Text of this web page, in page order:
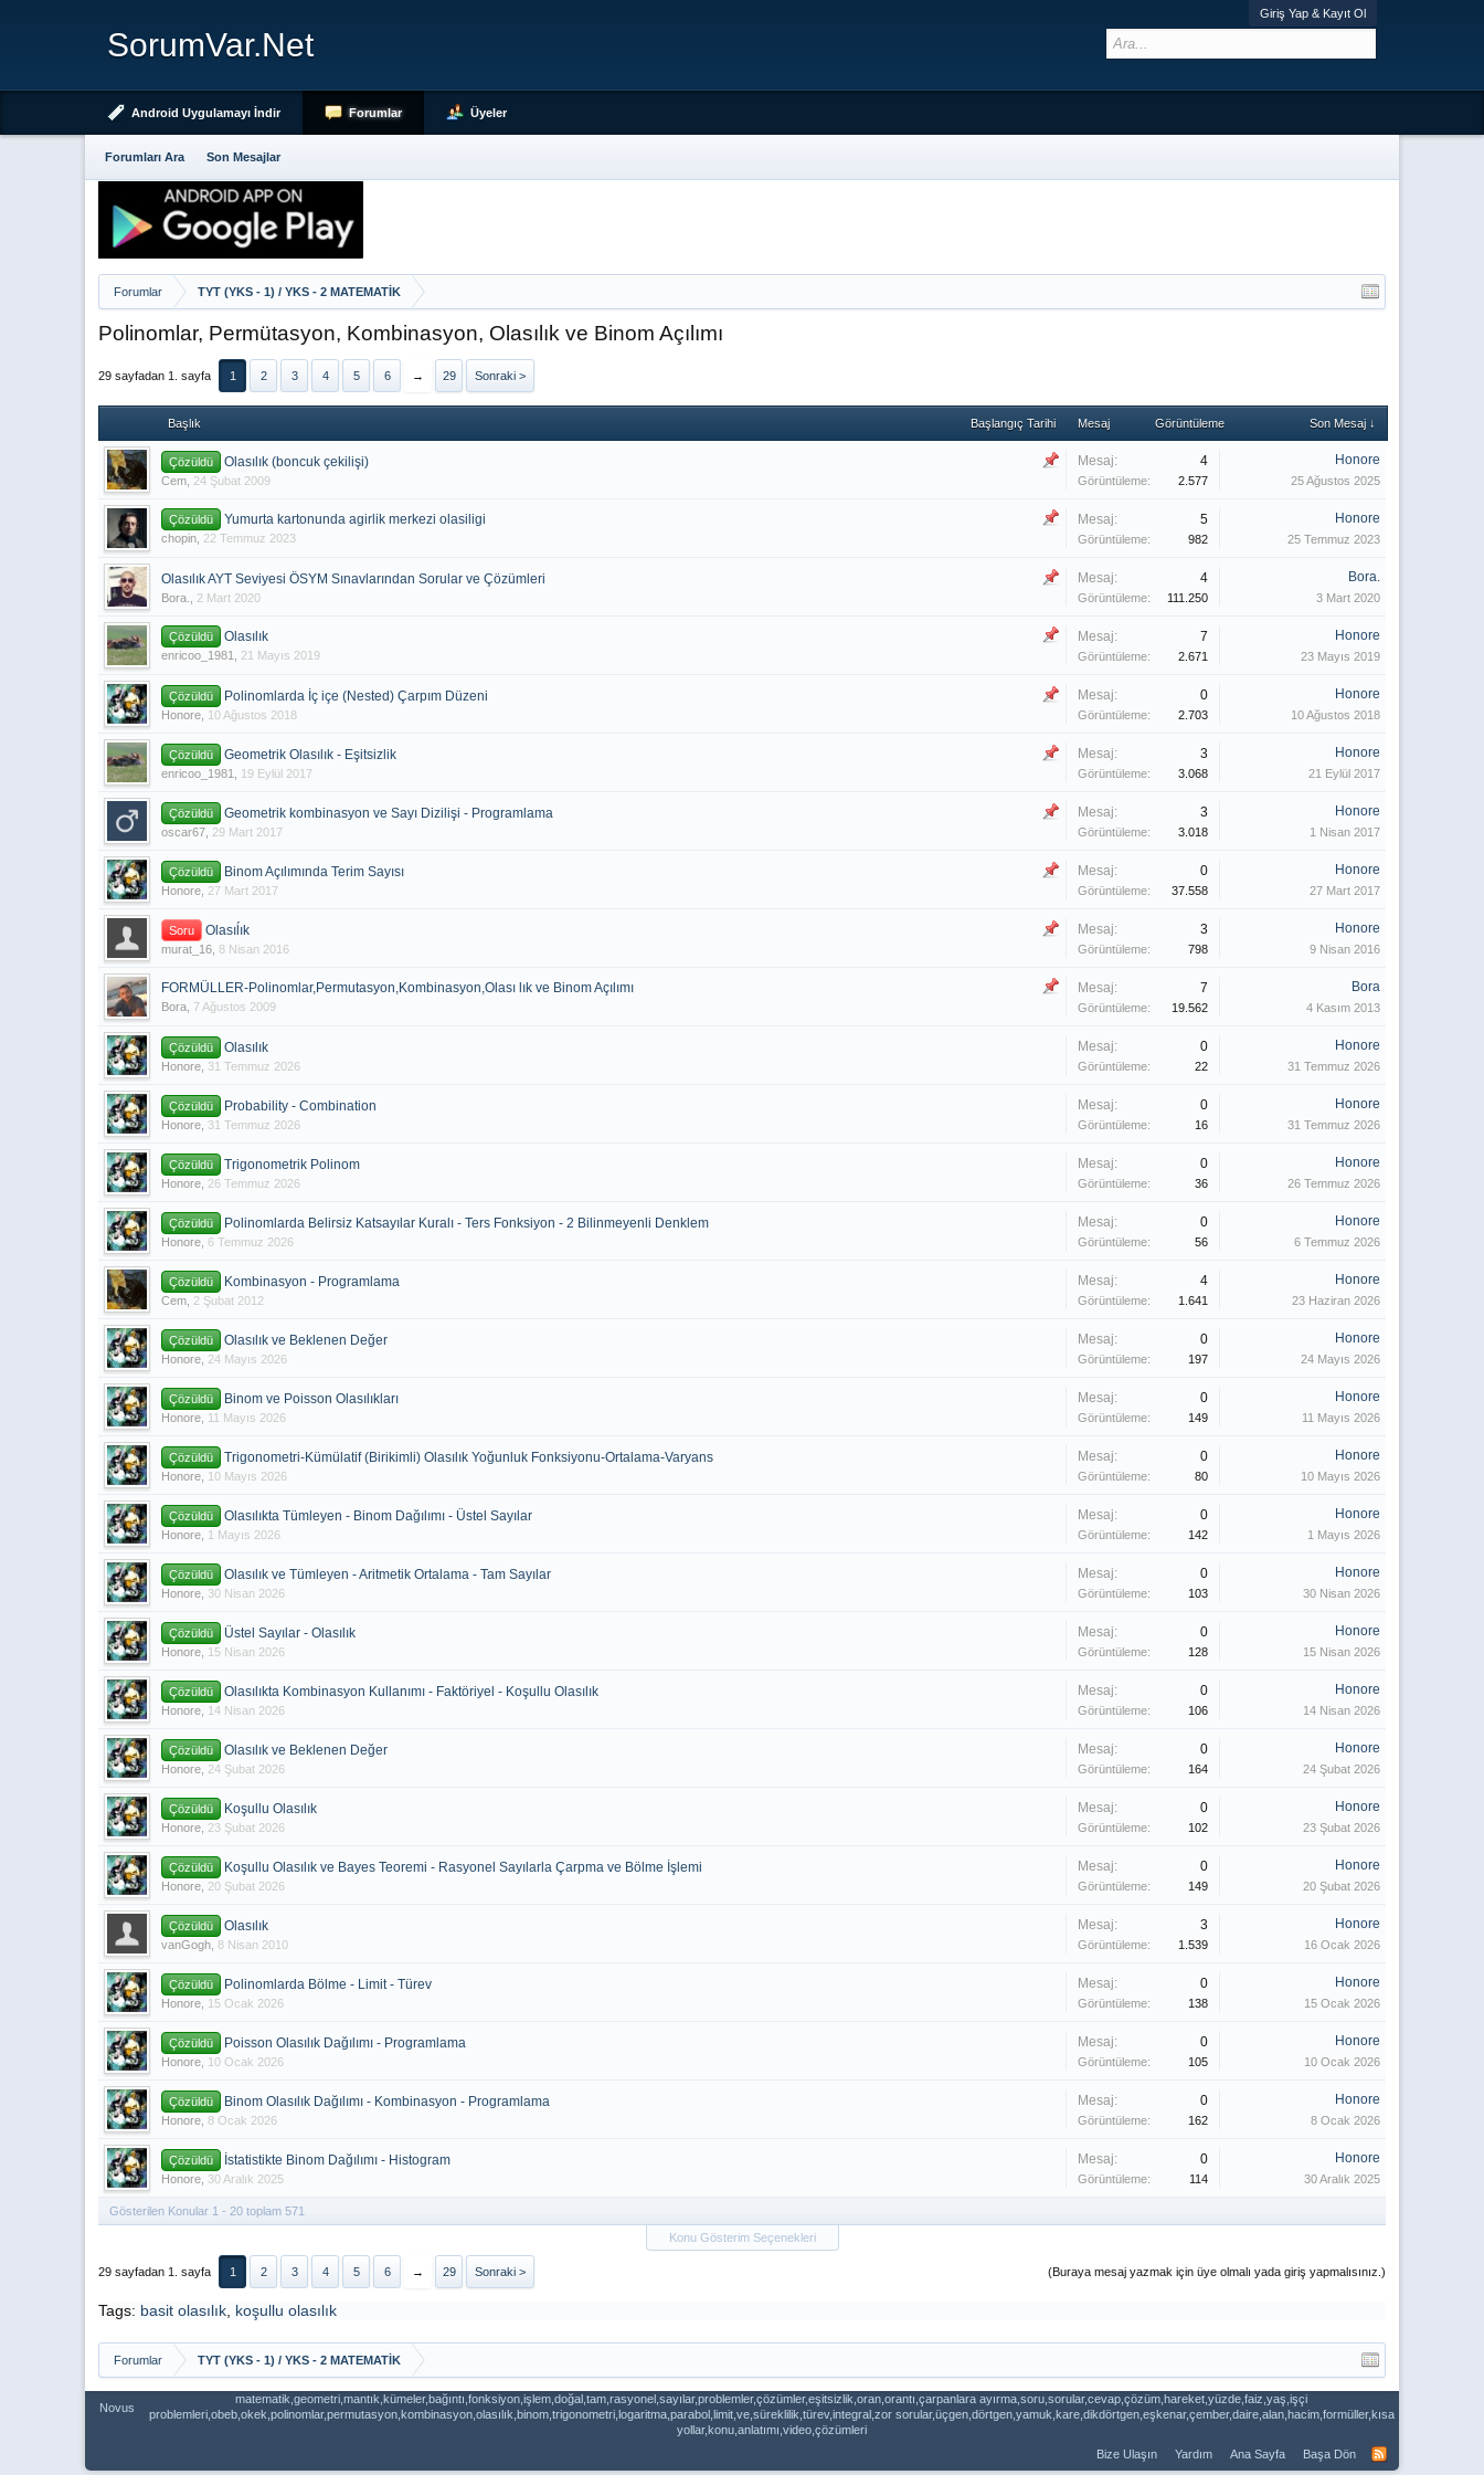
Giriş Yap & Kayıt Ol
Forumlar TYT (YKS - 1) / YKS - 2 MATEMATİK
Polinomlar, Permütasyon, Kombinasyon, Olasılık ve Binom Açılımı
29 sayfadan 1. sayfa 1 2 3 4 5 6 → 29 Sonraki >
Başlık Başlangıç Tarihi Mesaj Görüntüleme Son Mesaj ↓
Çözüldü Olasılık (boncuk çekilişi)
Cem 24 Şubat 2009
Mesaj: 4
Görüntüleme: 2.577
Honore
25 Ağustos 2025
Çözüldü Yumurta kartonunda agirlik merkezi olasiligi
chopin 22 Temmuz 2023
Mesaj: 5
Görüntüleme: 982
Honore
25 Temmuz 2023
Olasılık AYT Seviyesi ÖSYM Sınavlarından Sorular ve Çözümleri
Bora. 2 Mart 2020
Mesaj: 4
Görüntüleme: 111.250
Bora.
3 Mart 2020
Çözüldü Olasılık
enricoo_1981 21 Mayıs 2019
Mesaj: 7
Görüntüleme: 2.671
Honore
23 Mayıs 2019
Çözüldü Polinomlarda İç içe (Nested) Çarpım Düzeni
Honore 10 Ağustos 2018
Mesaj: 0
Görüntüleme: 2.703
Honore
10 Ağustos 2018
Çözüldü Geometrik Olasılık - Eşitsizlik
enricoo_1981 19 Eylül 2017
Mesaj: 3
Görüntüleme: 3.068
Honore
21 Eylül 2017
Çözüldü Geometrik kombinasyon ve Sayı Dizilişi - Programlama
oscar67 29 Mart 2017
Mesaj: 3
Görüntüleme: 3.018
Honore
1 Nisan 2017
Çözüldü Binom Açılımında Terim Sayısı
Honore 27 Mart 2017
Mesaj: 0
Görüntüleme: 37.558
Honore
27 Mart 2017
Soru Olasıĺık
murat_16 8 Nisan 2016
Mesaj: 3
Görüntüleme: 798
Honore
9 Nisan 2016
FORMÜLLER-Polinomlar,Permutasyon,Kombinasyon,Olası lık ve Binom Açılımı
Bora 7 Ağustos 2009
Mesaj: 7
Görüntüleme: 19.562
Bora
4 Kasım 2013
Çözüldü Olasılık
Honore 31 Temmuz 2026
Mesaj: 0
Görüntüleme: 22
Honore
31 Temmuz 2026
Çözüldü Probability - Combination
Honore 31 Temmuz 2026
Mesaj: 0
Görüntüleme: 16
Honore
31 Temmuz 2026
Çözüldü Trigonometrik Polinom
Honore 26 Temmuz 2026
Mesaj: 0
Görüntüleme: 36
Honore
26 Temmuz 2026
Çözüldü Polinomlarda Belirsiz Katsayılar Kuralı - Ters Fonksiyon - 2 Bilinmeyenli Denklem
Honore 6 Temmuz 2026
Mesaj: 0
Görüntüleme: 56
Honore
6 Temmuz 2026
Çözüldü Kombinasyon - Programlama
Cem 2 Şubat 2012
Mesaj: 4
Görüntüleme: 1.641
Honore
23 Haziran 2026
Çözüldü Olasılık ve Beklenen Değer
Honore 24 Mayıs 2026
Mesaj: 0
Görüntüleme: 197
Honore
24 Mayıs 2026
Çözüldü Binom ve Poisson Olasılıkları
Honore 11 Mayıs 2026
Mesaj: 0
Görüntüleme: 149
Honore
11 Mayıs 2026
Çözüldü Trigonometri-Kümülatif (Birikimli) Olasılık Yoğunluk Fonksiyonu-Ortalama-Varyans
Honore 10 Mayıs 2026
Mesaj: 0
Görüntüleme: 80
Honore
10 Mayıs 2026
Çözüldü Olasılıkta Tümleyen - Binom Dağılımı - Üstel Sayılar
Honore 1 Mayıs 2026
Mesaj: 0
Görüntüleme: 142
Honore
1 Mayıs 2026
Çözüldü Olasılık ve Tümleyen - Aritmetik Ortalama - Tam Sayılar
Honore 30 Nisan 2026
Mesaj: 0
Görüntüleme: 103
Honore
30 Nisan 2026
Çözüldü Üstel Sayılar - Olasılık
Honore 15 Nisan 2026
Mesaj: 0
Görüntüleme: 128
Honore
15 Nisan 2026
Çözüldü Olasılıkta Kombinasyon Kullanımı - Faktöriyel - Koşullu Olasılık
Honore 14 Nisan 2026
Mesaj: 0
Görüntüleme: 106
Honore
14 Nisan 2026
Çözüldü Olasılık ve Beklenen Değer
Honore 24 Şubat 2026
Mesaj: 0
Görüntüleme: 164
Honore
24 Şubat 2026
Çözüldü Koşullu Olasılık
Honore 23 Şubat 2026
Mesaj: 0
Görüntüleme: 102
Honore
23 Şubat 2026
Çözüldü Koşullu Olasılık ve Bayes Teoremi - Rasyonel Sayılarla Çarpma ve Bölme İşlemi
Honore 20 Şubat 2026
Mesaj: 0
Görüntüleme: 149
Honore
20 Şubat 2026
Çözüldü Olasılık
vanGogh 8 Nisan 2010
Mesaj: 3
Görüntüleme: 1.539
Honore
16 Ocak 2026
Çözüldü Polinomlarda Bölme - Limit - Türev
Honore 15 Ocak 2026
Mesaj: 0
Görüntüleme: 138
Honore
15 Ocak 2026
Çözüldü Poisson Olasılık Dağılımı - Programlama
Honore 10 Ocak 2026
Mesaj: 0
Görüntüleme: 105
Honore
10 Ocak 2026
Çözüldü Binom Olasılık Dağılımı - Kombinasyon - Programlama
Honore 8 Ocak 2026
Mesaj: 0
Görüntüleme: 162
Honore
8 Ocak 2026
Çözüldü İstatistikte Binom Dağılımı - Histogram
Honore 30 Aralık 2025
Mesaj: 0
Görüntüleme: 114
Honore
30 Aralık 2025
Gösterilen Konular 1 - 20 toplam 571
Konu Gösterim Seçenekleri
(Buraya mesaj yazmak için üye olmalı yada giriş yapmalısınız.)
29 sayfadan 1. sayfa 1 2 3 4 5 6 → 29 Sonraki >
Tags: basit olasılık koşullu olasılık
Forumlar TYT (YKS - 1) / YKS - 2 MATEMATİK
SorumVar.Net
Android Uygulamayı İndir Forumlar
Forumları Ara Son Mesajlar
Üyeler
Novus
matematik,geometri,mantık,kümeler,bağıntı,fonksiyon,işlem,doğal,tam,rasyonel,sayılar,problemler,çözümler,eşitsizlik,oran,orantı,çarpanlara ayırma,soru,sorular,cevap,çözüm,hareket,yüzde,faiz,yaş,işçi
problemleri,obeb,okek,polinomlar,permutasyon,kombinasyon,olasılık,binom,trigonometri,logaritma,parabol,limit,ve,süreklilik,türev,integral,zor sorular,üçgen,dörtgen,yamuk,kare,dikdörtgen,eşkenar,çember,daire,alan,hacim,formüller,kısa
yollar,konu,anlatımı,video,çözümleri
Bize Ulaşın
Yardım Ana Sayfa Başa Dön